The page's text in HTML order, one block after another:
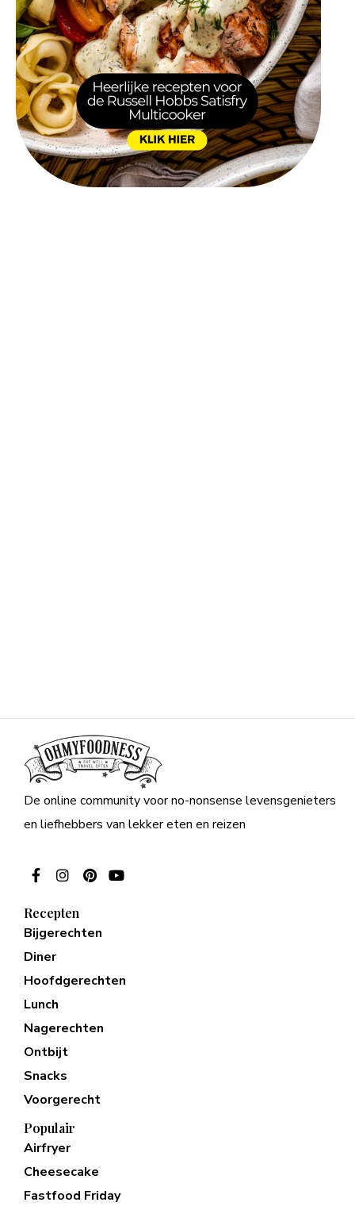
De online community voor no-nonsense levensgenieters
en liefhebbers van lekker eten en reizen
Recepten
Bijgerechten
Diner
Hoofdgerechten
Lunch
Nagerechten
Ontbijt
Snacks
Voorgerecht
Populair
Airfryer
Cheesecake
Fastfood Friday